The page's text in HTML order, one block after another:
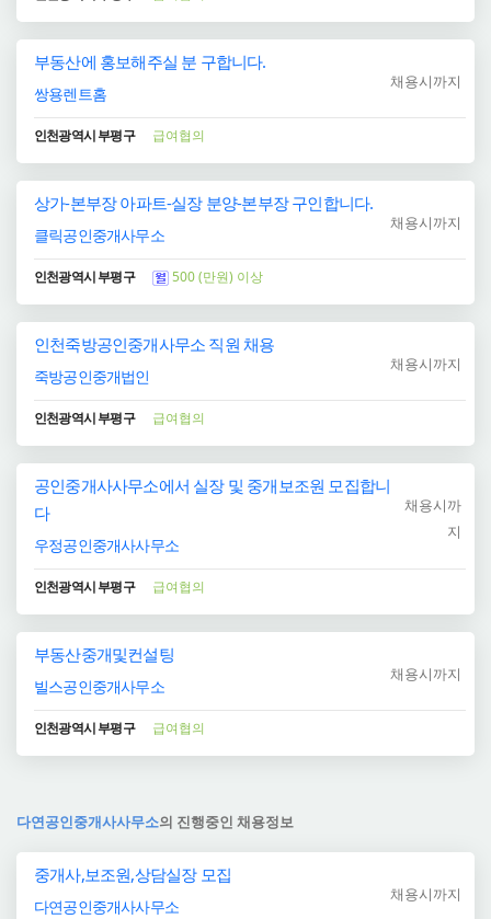
부동산에 홍보해주실 분 구합니다.
쌍용렌트홈
채용시까지
인천광역시 부평구 급여협의
상가-본부장 아파트-실장 분양-본부장 구인합니다.
클릭공인중개사무소
채용시까지
인천광역시 부평구 500 (만원) 이상
인천죽방공인중개사무소 직원 채용
죽방공인중개법인
채용시까지
인천광역시 부평구 급여협의
공인중개사사무소에서 실장 및 중개보조원 모집합니
다
우정공인중개사사무소
채용시까
지
인천광역시 부평구 급여협의
부동산중개및컨설팅
빌스공인중개사무소
채용시까지
인천광역시 부평구 급여협의
다연공인중개사사무소의 진행중인 채용정보
중개사,보조원,상담실장 모집
다연공인중개사사무소
채용시까지